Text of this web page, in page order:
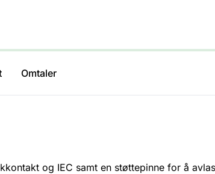
Omtaler
og IEC samt en støttepinne for å